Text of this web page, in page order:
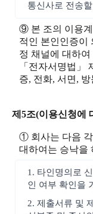
통신사로 전송
⑨ 본 조의 이용
적인 본인인증이
정 채널에 대하
「전자서명법」
증, 전화, 서면,
제5조(이용신청에
① 회사는 다음 각
대하여는 승낙을
1. 타인명의로
인 여부 확인을
2. 제출서류 및